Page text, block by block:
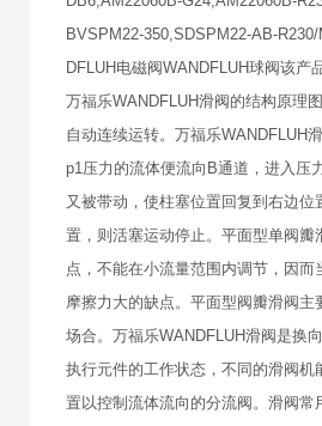
BVSPM22-350,SDSPM22-AB-
DFLUH电磁阀WANDFLUH球阀该产
万福乐WANDFLUH滑阀的结构原理
自动连续运转。万福乐WANDFLUH
p1压力的流体便流向B通道，进入压
又被带动，使柱塞位置回复到右边
置，则活塞运动停止。平面型单阀
点，不能在小流量范围内调节，因
摩擦力大的缺点。平面型阀瓣滑阀
场合。万福乐WANDFLUH滑阀是换
执行元件的工作状态，不同的滑阀
置以控制流体流向的分流阀。滑阀